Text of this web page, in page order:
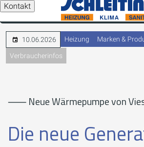
Kontakt
10.06.2026 Heizung Marken &
Verbraucherinfos
⸺ Neue Wärmepumpe von
Die neue